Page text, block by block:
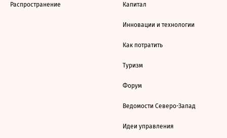
Распространение Капитал
Инновации и технологии
Как потратить
Туризм
Форум
Ведомости Северо-Запад
Идеи управления